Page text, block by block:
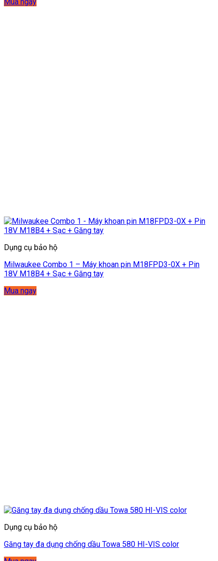
Dụng cụ bảo hộ
Milwaukee Combo 1 – Máy khoan pin M18FPD3-0X + Pin
18V M18B4 + Sạc + Găng tay
Mua ngay
Dụng cụ bảo hộ
Găng tay đa dụng chống dầu Towa 580 HI-VIS color